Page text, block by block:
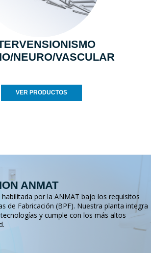
NEURO/VASCULAR
VER PRODUCTOS
ANMAT
por la ANMAT bajo los requisitos
de Fabricación (BPF). Nuestra planta integra
y cumple con los más altos